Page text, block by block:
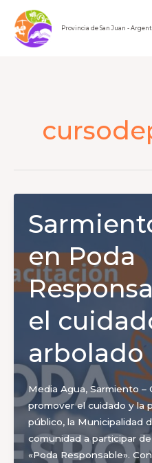
contenido
Provincia de San Juan -
en Poda
el
Media Agua, Sarmiento
promover el cuidado y la
público, la Municipalidad
comunidad a participar
«Poda Responsable».